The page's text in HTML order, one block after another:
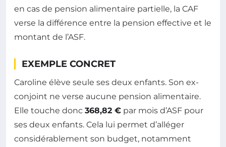
en cas de pension alimentaire partielle, la CAF
verse la différence entre la pension effective et le
montant de l’ASF.
EXEMPLE CONCRET
Caroline élève seule ses deux enfants. Son ex-
conjoint ne verse aucune pension alimentaire.
Elle touche donc 368,82 € par mois d’ASF pour
ses deux enfants. Cela lui permet d’alléger
considérablement son budget, notamment